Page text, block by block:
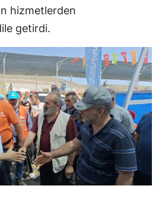
hizmetlerden
getirdi.